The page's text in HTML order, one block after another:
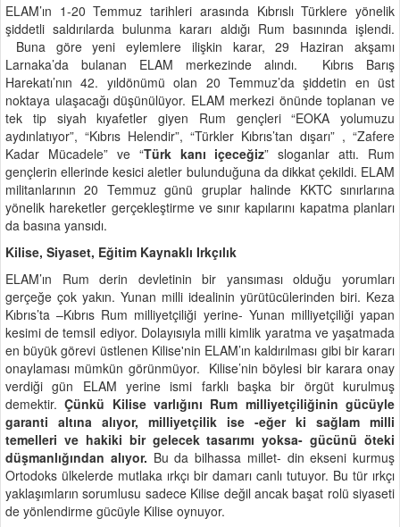
ELAM’ın 1-20 Temmuz tarihleri arasında Kıbrıslı Türklere yönelik
şiddetli saldırılarda bulunma kararı aldığı Rum basınında işlendi.
Buna göre yeni eylemlere ilişkin karar, 29 Haziran akşamı
Larnaka’da bulanan ELAM merkezinde alındı. Kıbrıs Barış
Harekatı’nın 42. yıldönümü olan 20 Temmuz’da şiddetin en üst
noktaya ulaşacağı düşünülüyor. ELAM merkezi önünde toplanan ve
tek tip siyah kıyafetler giyen Rum gençleri “EOKA yolumuzu
aydınlatıyor”, “Kıbrıs Helendir”, “Türkler Kıbrıs’tan dışarı” , “Zafere
Kadar Mücadele” ve “Türk kanı içeceğiz” sloganlar attı. Rum
gençlerin ellerinde kesici aletler bulunduğuna da dikkat çekildi. ELAM
militanlarının 20 Temmuz günü gruplar halinde KKTC sınırlarına
yönelik hareketler gerçekleştirme ve sınır kapılarını kapatma planları
da basına yansıdı.
Kilise, Siyaset, Eğitim Kaynaklı Irkçılık
ELAM’ın Rum derin devletinin bir yansıması olduğu yorumları
gerçeğe çok yakın. Yunan milli idealinin yürütücülerinden biri. Keza
Kıbrıs’ta –Kıbrıs Rum milliyetçiliği yerine- Yunan milliyetçiliği yapan
kesimi de temsil ediyor. Dolayısıyla milli kimlik yaratma ve yaşatmada
en büyük görevi üstlenen Kilise'nin ELAM’ın kaldırılması gibi bir kararı
onaylaması mümkün görünmüyor. Kilise’nin böylesi bir karara onay
verdiği gün ELAM yerine ismi farklı başka bir örgüt kurulmuş
demektir.Çünkü Kilise varlığını Rum milliyetçiliğinin gücüyle
garanti altına alıyor, milliyetçilik ise -eğer ki sağlam milli
temelleri ve hakiki bir gelecek tasarımı yoksa- gücünü öteki
düşmanlığından alıyor. Bu da bilhassa millet- din ekseni kurmuş
Ortodoks ülkelerde mutlaka ırkçı bir damarı canlı tutuyor. Bu tür ırkçı
yaklaşımların sorumlusu sadece Kilise değil ancak başat rolü siyaseti
de yönlendirme gücüyle Kilise oynuyor.